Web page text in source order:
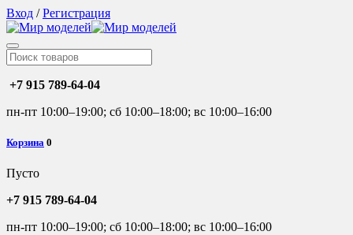
Вход /Регистрация
+7 915 789-64-04
пн-пт 10:00–19:00; сб 10:00–18:00; вс 10:00–16:00
Корзина 0
Пусто
+7 915 789-64-04
пн-пт 10:00–19:00; сб 10:00–18:00; вс 10:00–16:00